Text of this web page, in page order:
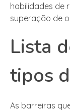
habilidades de
superação de
Lista
tipos
As barreiras